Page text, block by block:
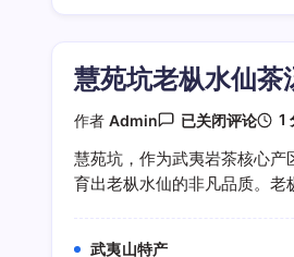
慧苑坑老枞水仙茶
作者 Admin
慧
坑
老
枞
已关闭评论 1
慧苑坑，作为武夷岩茶核心产
育出老枞水仙的非凡品质。
武夷山特产